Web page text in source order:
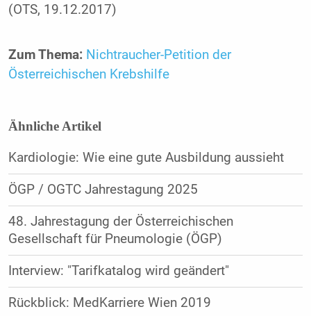
(OTS, 19.12.2017)
Zum Thema: Nichtraucher-Petition der
Österreichischen Krebshilfe
Ähnliche Artikel
Kardiologie: Wie eine gute Ausbildung aussieht
ÖGP / OGTC Jahrestagung 2025
48. Jahrestagung der Österreichischen
Gesellschaft für Pneumologie (ÖGP)
Interview: "Tarifkatalog wird geändert"
Rückblick: MedKarriere Wien 2019